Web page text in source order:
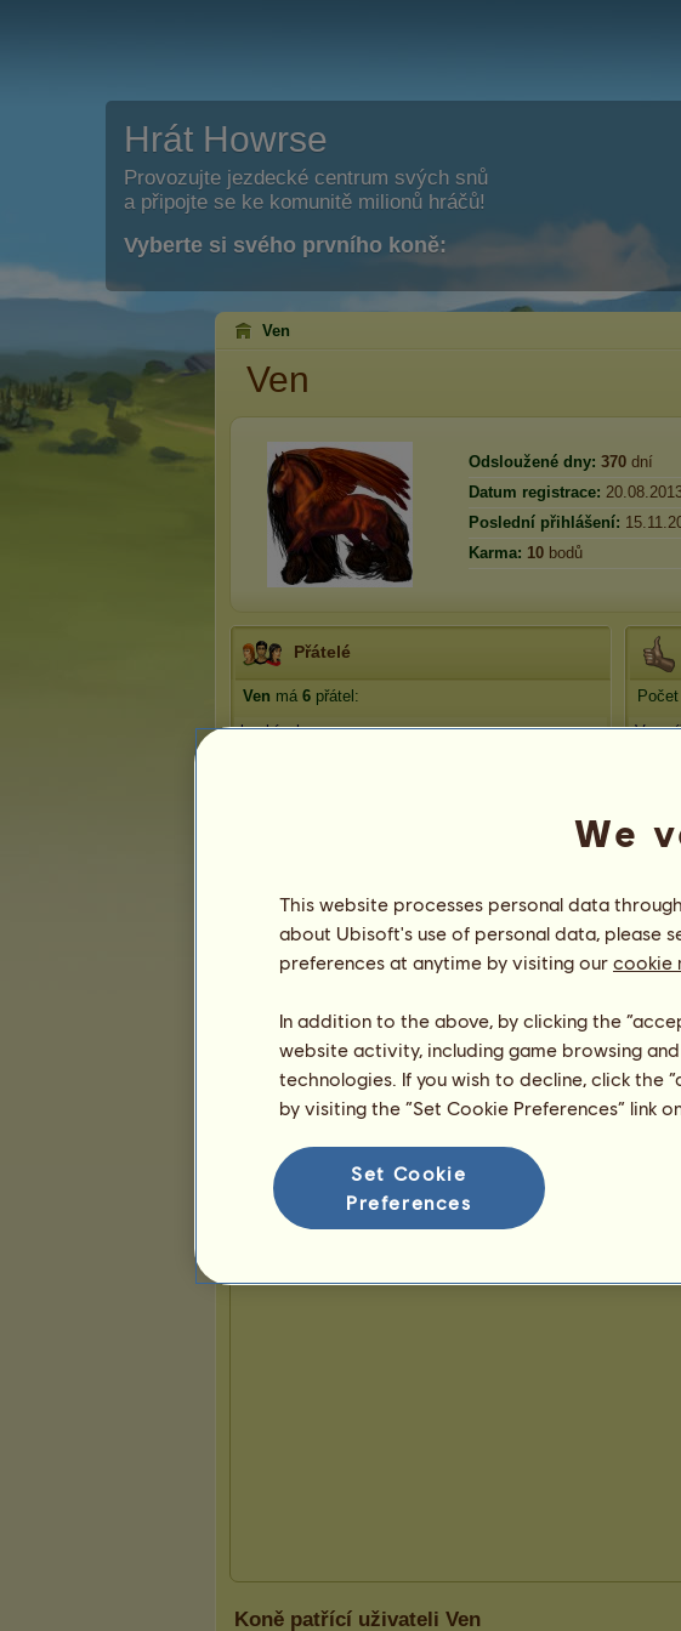
Hrát Howrse
Provozujte jezdecké centrum svých snů
a připojte se ke komunitě milionů hráčů!
Vyberte si svého prvního koně:
Ven
Ven
Odsloužené dny: 370 dní
Datum registrace:
Poslední přihlášení:
Karma: 10 bodů
Přátelé
Ven má 6 přátel:
boobísek
Trofeje
0 0 4 24
Prezentace
Koně patřící uživateli Ven
We
This website processes personal data
about Ubisoft's use of personal data, please
preferences at anytime by visiting our cookie
In addition to the above, by clicking the
website activity, including game browsing
technologies. If you wish to decline, click the
by visiting the “Set Cookie Preferences” link
Set Cookie
Preferences